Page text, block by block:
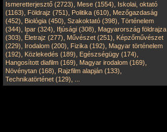
Ismeretterjesztő (2723), Mese (1554), Iskolai, oktató
(1163), Földrajz (751), Politika (610), Mezőgazdaság
(452), Biológia (450), Szakoktató (398), Történelem
(344), Ipar (324), Ifjúsági (308), Magyarország földrajza
(303), Életrajz (277), Művészet (251), Képzőművészet
(229), Irodalom (200), Fizika (192), Magyar történelem
(192), Közlekedés (189), Egészségügy (174),
Hangosított diafilm (169), Magyar irodalom (169),
Növénytan (168), Rajzfilm alapján (133),
Technikatörténet (129),